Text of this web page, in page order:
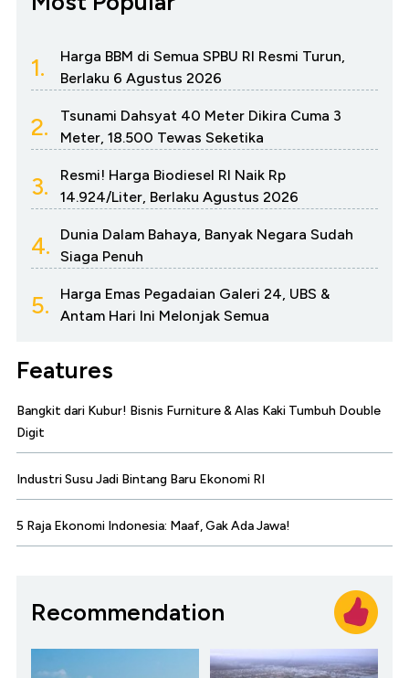
1.
Harga BBM di Semua SPBU RI Resmi Turun,
Berlaku 6 Agustus 2026
2.
Tsunami Dahsyat 40 Meter Dikira Cuma 3
Meter, 18.500 Tewas Seketika
3.
Resmi! Harga Biodiesel RI Naik Rp
14.924/Liter, Berlaku Agustus 2026
4.
Dunia Dalam Bahaya, Banyak Negara Sudah
Siaga Penuh
5.
Harga Emas Pegadaian Galeri 24, UBS &
Antam Hari Ini Melonjak Semua
Features
Bangkit dari Kubur! Bisnis Furniture & Alas Kaki Tumbuh Double
Digit
Industri Susu Jadi Bintang Baru Ekonomi RI
5 Raja Ekonomi Indonesia: Maaf, Gak Ada Jawa!
Recommendation